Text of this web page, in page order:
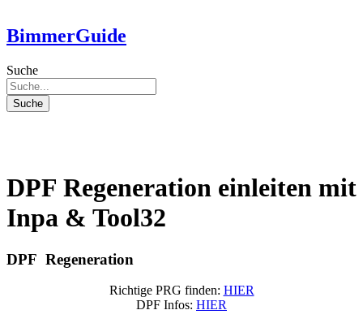
BimmerGuide
Suche
Suche
DPF Regeneration einleiten mit
Inpa & Tool32
DPF Regeneration
Richtige PRG finden: HIER
DPF Infos: HIER